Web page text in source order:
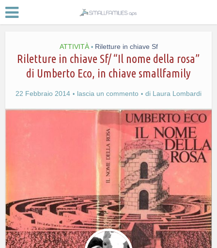
ATTIVITÀ • Riletture in chiave Sf
Riletture in chiave Sf/ “Il nome della rosa”
di Umberto Eco, in chiave smallfamily
22 Febbraio 2014 lascia un commento di Laura Lombardi